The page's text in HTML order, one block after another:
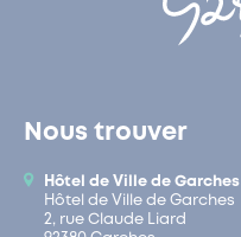
Nous trouver
Hôtel de Ville de Garches
Hôtel de Ville de Garches
2, rue Claude Liard